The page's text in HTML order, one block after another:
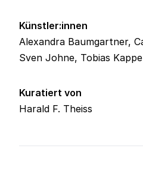
Künstler:innen
Alexandra Baumgartner,
Sven Johne, Tobias
Kuratiert von
Harald F. Theiss